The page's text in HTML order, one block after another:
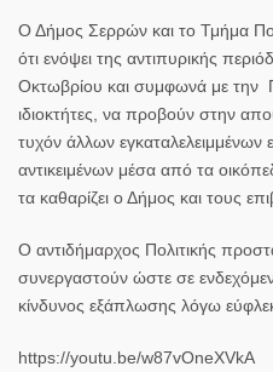
Ο Δήμος Σερρών και το Τμήμα
ότι ενόψει της αντιπυρικής
Οκτωβρίου και συμφωνά με την
ιδιοκτήτες, να προβούν στην
τυχόν άλλων εγκαταλελειμμένων
αντικειμένων μέσα από τα
τα καθαρίζει ο Δήμος και τους
Ο αντιδήμαρχος Πολιτικής
συνεργαστούν ώστε σε
κίνδυνος εξάπλωσης λόγω
https://youtu.be/w87vOneXVkA